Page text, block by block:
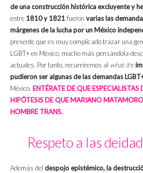
de una construcción histórica excluyente y
entre 1810 y 1821fueron varias las
márgenes de la lucha por un México
presente que es muy complicado trazar una
LGBT+ en México, mucho más pensándola
actuales. Por tanto, recurriremos al what ife
pudieron ser algunas de las demandas
México. ENTÉRATE DE QUE ESPECIALISTAS
HIPÓTESIS DE QUE MARIANO
HOMBRE TRANS.
Respeto a las
Además del despojo epistémico, la